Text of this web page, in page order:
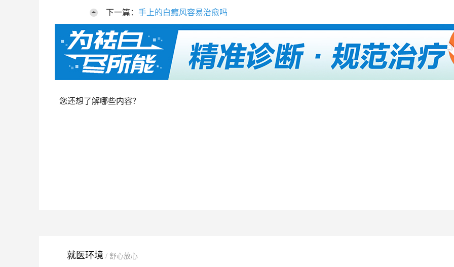
下一篇： 手上的白癜风容易治愈吗
您还想了解哪些内容？
就医环境 / 舒心放心